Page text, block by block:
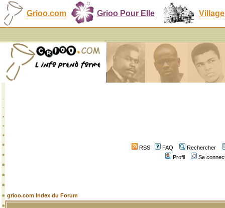
Grioo.com Grioo Pour Elle Village
RSS FAQ
Rechercher
Profil
Se
grioo.com Index du Forum